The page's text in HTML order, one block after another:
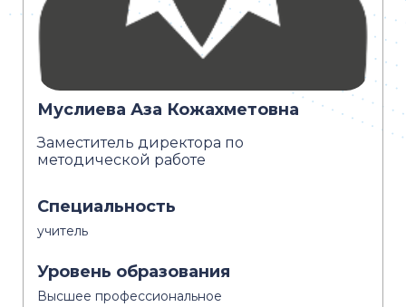
Муслиева Аза Кожахметовна
Заместитель директора по
методической работе
Специальность
учитель
Уровень образования
Высшее профессиональное